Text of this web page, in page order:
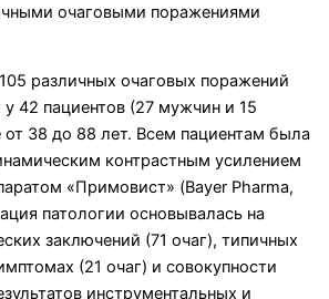
очаговыми по­ражениями
различных очаговых поражений
42 пациентов (27 мужчин и 15
38 до 88 лет. Всем пациентам была
контрастным усилением
«Примовист» (Bayer Pharma,
патологии основывалась на
заключений (71 очаг), типичных
(21 очаг) и совокупности
инструментальных и